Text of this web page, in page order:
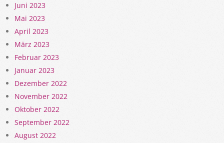
Juni 2023
Mai 2023
April 2023
März 2023
Februar 2023
Januar 2023
Dezember 2022
November 2022
Oktober 2022
September 2022
August 2022